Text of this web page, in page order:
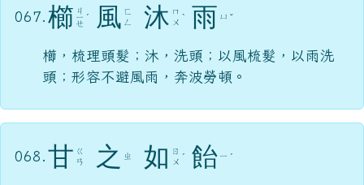
067. 櫛 ㄐ
ㄧ
ㄝ
ˊ 風 ㄈ
ㄥ
沐 ㄇ
ㄨ ˋ 雨 ㄩ ˇ
櫛，梳理頭髮；沐，洗頭；以風梳髮，以雨洗
頭；形容不避風雨，奔波勞頓。
068. 甘 ㄍ
ㄢ
之 ㄓ 如 ㄖ
ㄨ ˊ 飴 ㄧ ˊ